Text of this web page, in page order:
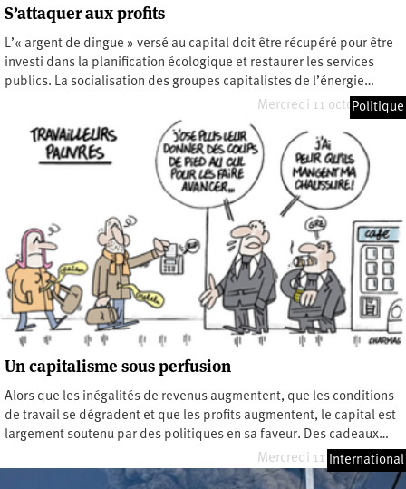
S’attaquer aux profits
L’« argent de dingue » versé au capital doit être récupéré pour être
investi dans la planification écologique et restaurer les services
publics. La socialisation des groupes capitalistes de l’énergie…
Mercredi 11 octobre 2023
Politique
Un capitalisme sous perfusion
Alors que les inégalités de revenus augmentent, que les conditions
de travail se dégradent et que les profits augmentent, le capital est
largement soutenu par des politiques en sa faveur. Des cadeaux…
Mercredi 11 octobre 2023
International